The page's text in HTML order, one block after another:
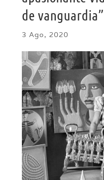
de vanguardia”
3 Ago, 2020